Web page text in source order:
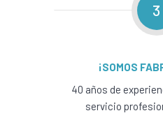
3
¡SOMOS
40 años de
servicio